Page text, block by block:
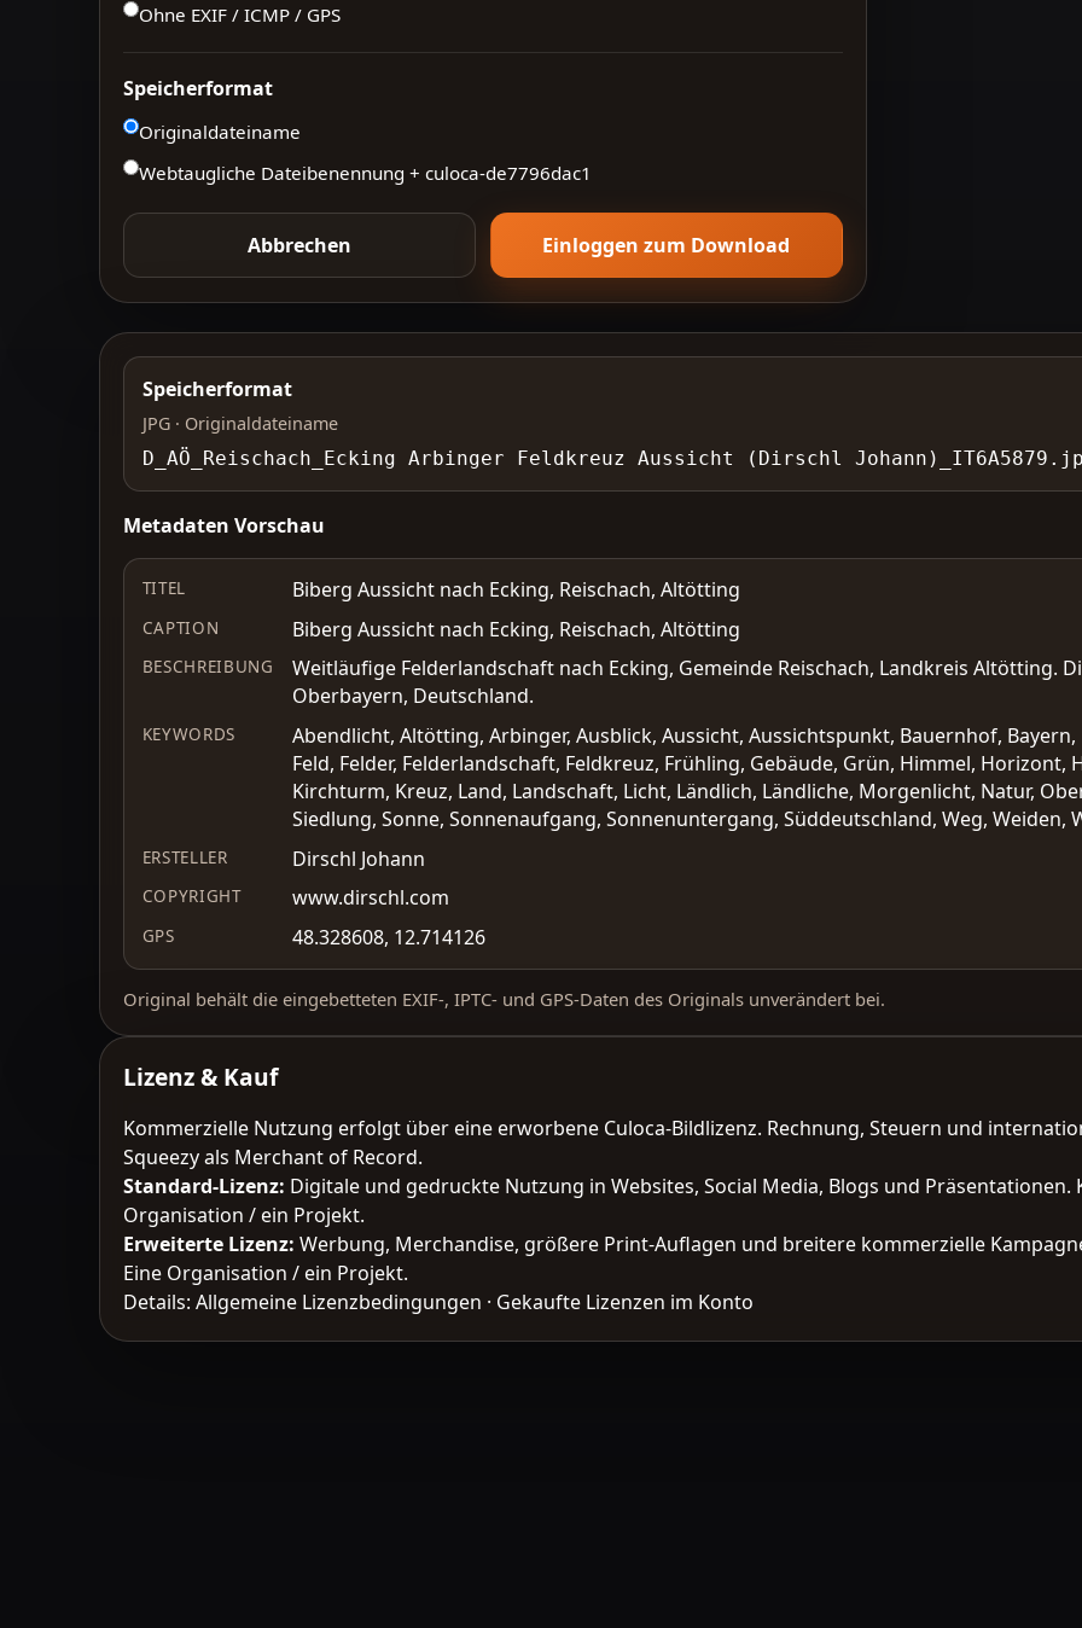
Ohne EXIF / ICMP / GPS
Speicherformat
Originaldateiname
Webtaugliche Dateibenennung + culoca-de7796dac1
Abbrechen Einloggen zum Download
Speicherformat
JPG · Originaldateiname
D_AÖ_Reischach_Ecking Arbinger Feldkreuz Aussicht (Dirschl
Metadaten Vorschau
TITEL Biberg Aussicht nach Ecking, Reischach, Altötting
CAPTION Biberg Aussicht nach Ecking, Reischach, Altötting
BESCHREIBUNG
Weitläufige Felderlandschaft nach Ecking, Gemeinde Reischach, Landkreis Altötting.
Oberbayern, Deutschland.
KEYWORDS
Abendlicht, Altötting, Arbinger, Ausblick, Aussicht, Aussichtspunkt, Bauernhof,
Feld, Felder, Felderlandschaft, Feldkreuz, Frühling, Gebäude, Grün, Himmel, Horizont,
Kirchturm, Kreuz, Land, Landschaft, Licht, Ländlich, Ländliche, Morgenlicht, Natur,
Siedlung, Sonne, Sonnenaufgang, Sonnenuntergang, Süddeutschland, Weg, Weiden,
ERSTELLER Dirschl Johann
COPYRIGHT www.dirschl.com
GPS 48.328608, 12.714126
Original behält die eingebetteten EXIF-, IPTC- und GPS-Daten des Originals unverändert bei.
Lizenz & Kauf
Kommerzielle Nutzung erfolgt über eine erworbene Culoca-Bildlizenz. Rechnung, Steuern und
Squeezy als Merchant of Record.
Standard-Lizenz: Digitale und gedruckte Nutzung in Websites, Social Media, Blogs und Präsentationen.
Organisation / ein Projekt.
Erweiterte Lizenz: Werbung, Merchandise, größere Print-Auflagen und breitere kommerzielle
Eine Organisation / ein Projekt.
Details:Allgemeine Lizenzbedingungen · Gekaufte Lizenzen im Konto